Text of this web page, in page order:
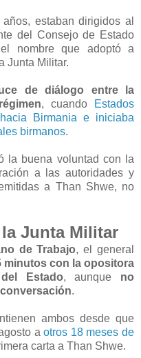
estaban dirigidos al
del Consejo de Estado
nombre que adoptó a
Junta Militar.
de diálogo entre la
, cuando
Estados
Birmania e iniciaba
birmanos.
la buena voluntad con la
a las autoridades y
a Than Shwe, no
Junta Militar
de Trabajo, el general
minutos con la opositora
Estado, aunque no
.
ambos desde que
aotros 18 meses de
carta a Than Shwe.